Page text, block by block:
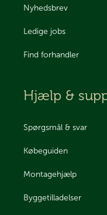
Nyhedsbrev
Ledige jobs
Find forhandler
Hjælp &
Spørgsmål & svar
Købeguiden
Montagehjælp
Byggetilladelser